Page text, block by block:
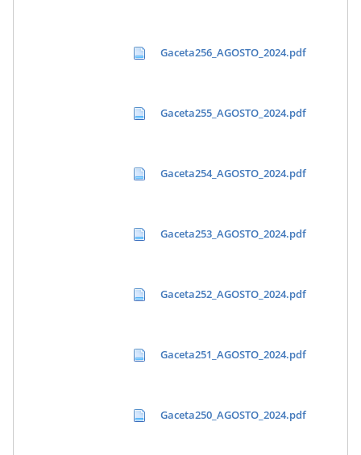
Gaceta256_AGOSTO_2024.pdf
Gaceta255_AGOSTO_2024.pdf
Gaceta254_AGOSTO_2024.pdf
Gaceta253_AGOSTO_2024.pdf
Gaceta252_AGOSTO_2024.pdf
Gaceta251_AGOSTO_2024.pdf
Gaceta250_AGOSTO_2024.pdf